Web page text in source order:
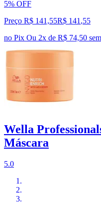
5% OFF
Preço R$ 141,55R$ 141 ,55
no Pix Ou 2x de R$ 74,50
Wella
Máscara
5.0